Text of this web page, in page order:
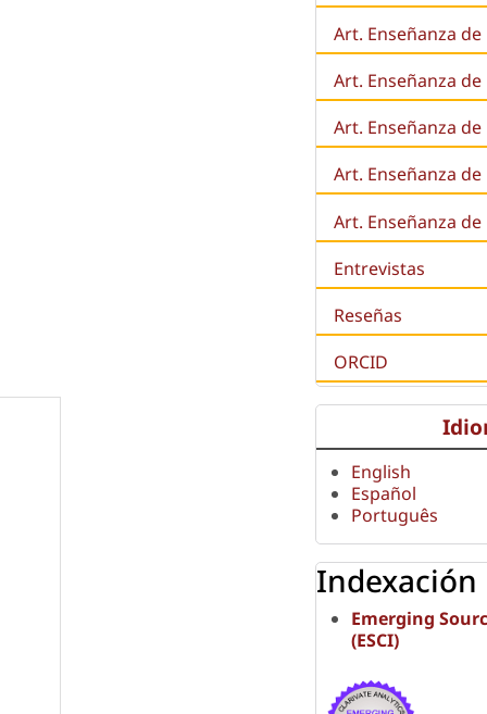
Art. Enseñanza
Art. Enseñanza de
Art. Enseñanza de
Art. Enseñanza
Art. Enseñanza
Entrevistas
Reseñas
ORCID
English
Español
Português
Indexación
Emerging
(ESCI)